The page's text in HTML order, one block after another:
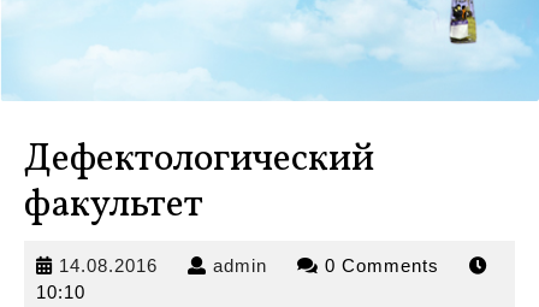
Дефектологический
факультет
14.08.2016 14.08.2016
admin admin 0 Comments
10:10